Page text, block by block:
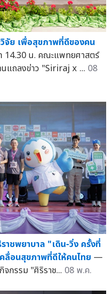
จัย เพื่อสุขภาพที่ดีของคน
14.30 น. คณะแพทยศาสตร์
แถลงข่าว "Siriraj x ... 08
าชพยาบาล "เดิน-วิ่ง ครั้งที่
ลื่อนสุขภาพที่ดีให้คนไทย —
กรรม "ศิริราช... 08 พ.ค.